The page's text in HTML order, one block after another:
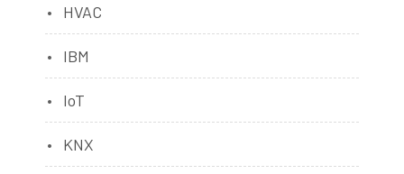
HVAC
IBM
IoT
KNX